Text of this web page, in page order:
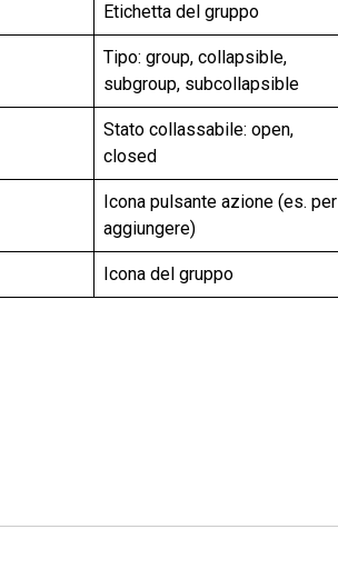
Etichetta del gruppo
Tipo: group, collapsible,
subgroup, subcollapsible
Stato collassabile: open,
closed
Icona pulsante azione (es. per
aggiungere)
Icona del gruppo